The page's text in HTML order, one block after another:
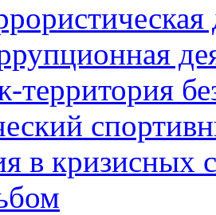
территория
в кризисных